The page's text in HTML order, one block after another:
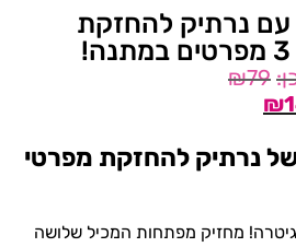
נרתיק להחזקת
₪79
₪
נרתיק להחזקת מפרטי
מחזיק מפתחות המכיל שלושה